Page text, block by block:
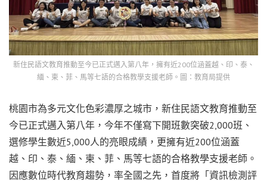
新住民語文教育推動至今已正式邁入第八年，擁有近200位涵蓋越、印、泰、
緬、柬、菲、馬等七語的合格教學支援老師。圖：教育局提供
桃園市為多元文化色彩濃厚之城市，新住民語文教育推動至
今已正式邁入第八年，今年不僅寫下開班數突破2,000班、
選修學生數近5,000人的亮眼成績，更擁有近200位涵蓋
越、印、泰、緬、柬、菲、馬等七語的合格教學支援老師。
因應數位時代教育趨勢，率全國之先，首度將「資訊檢測評